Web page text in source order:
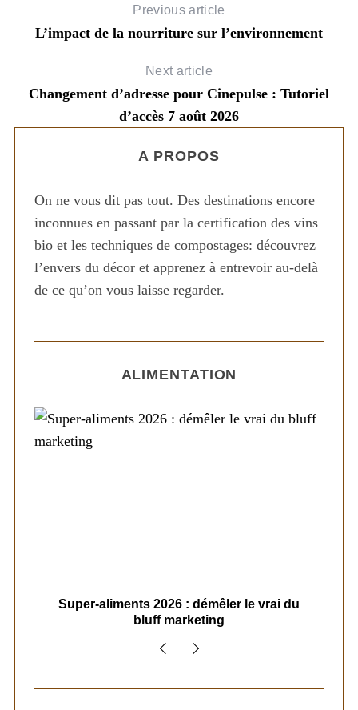
Previous article
L’impact de la nourriture sur l’environnement
Next article
Changement d’adresse pour Cinepulse : Tutoriel
d’accès 7 août 2026
A PROPOS
On ne vous dit pas tout. Des destinations encore
inconnues en passant par la certification des vins
bio et les techniques de compostages: découvrez
l’envers du décor et apprenez à entrevoir au-delà
de ce qu’on vous laisse regarder.
ALIMENTATION
Super-aliments 2026 : démêler le vrai du
bluff marketing